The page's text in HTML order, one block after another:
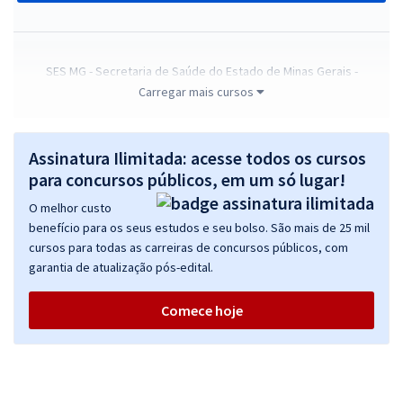
SES MG - Secretaria de Saúde do Estado de Minas Gerais -
Legislação do SUS para Todos os Cargos - Professores: Equipe Gran
R$ 248,64à vista
ou 12x de R$20,72
Economize R$ 62,16 (-20%)
Comprar
SES MG - Secretaria de Saúde do Estado de Minas Gerais - Área de
Gestão
R$ 408,64à vista
Carregar mais cursos
Assinatura Ilimitada: acesse todos os cursos
para concursos públicos, em um só lugar!
O melhor custo
benefício para os seus estudos e seu bolso. São mais de 25 mil
cursos para todas as carreiras de concursos públicos, com
garantia de atualização pós-edital.
Comece hoje